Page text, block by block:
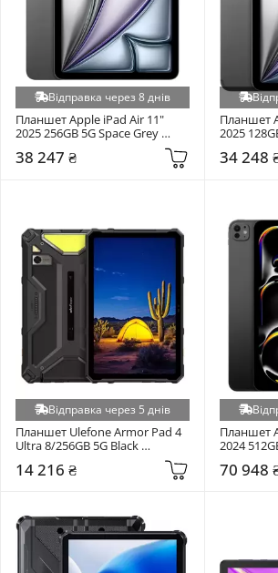
Відправка через 8 днів
Планшет Apple iPad Air 11"
2025 256GB 5G Space Grey
38 247 ₴
Планшет
2025
34 248
Відправка через 5 днів
Планшет Ulefone Armor Pad 4
Ultra 8/256GB 5G Black
14 216 ₴
Планшет
2024
70 948